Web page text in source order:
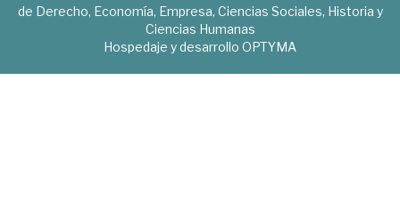
de Derecho, Economía, Empresa, Ciencias Sociales, Historia y
Ciencias Humanas
Hospedaje y desarrollo OPTYMA